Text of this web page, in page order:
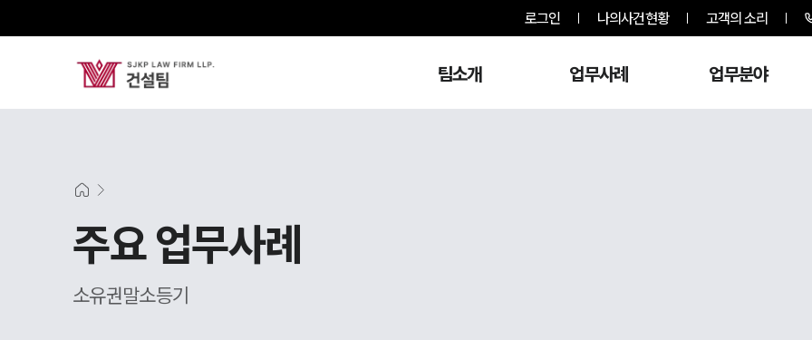
로그인 나의사건현황 고객의 소리
팀소개 업무사례 업무분야
주요 업무사례
소유권말소등기